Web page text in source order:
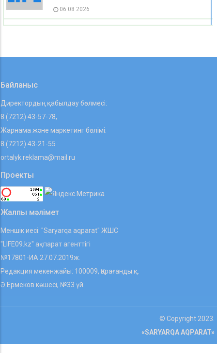
06 08 2026
Байланыс
Директордың қабылдау бөлмесі:
8 (7212) 43-57-78,
Жарнама және маркетинг бөлімі:
8 (7212) 43-21-55
ortalyk.reklama@mail.ru
Проекты
Жалпы мәлімет
Меншік иесі: "Saryarqa aqparat" ЖШС
"LIFE09.kz" ақпарат агенттігі
№17801-ИА 27.07.2019ж.
Редакция мекенжайы: 100009, Қарағанды қ.
Ә.Ермеков көшесі, №33 үй.
© Copyright 2023.
«SARYARQA AQPARAT»